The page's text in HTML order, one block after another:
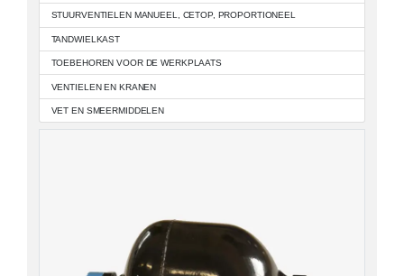
STUURVENTIELEN MANUEEL, CETOP, PROPORTIONEEL
TANDWIELKAST
TOEBEHOREN VOOR DE WERKPLAATS
VENTIELEN EN KRANEN
VET EN SMEERMIDDELEN